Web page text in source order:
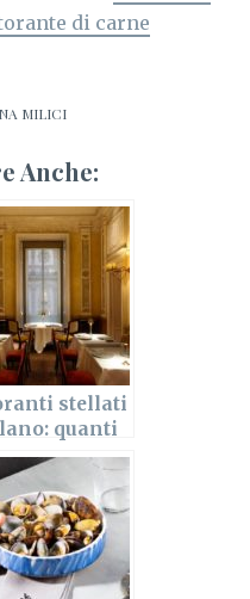
di carne
MILICI
Anche:
stellati
quanti
sono?